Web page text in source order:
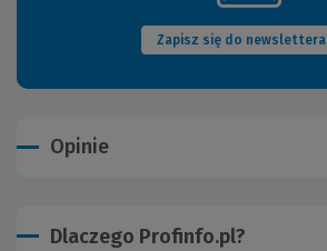
Zapisz się do newslettera
Opinie
Dlaczego Profinfo.pl?